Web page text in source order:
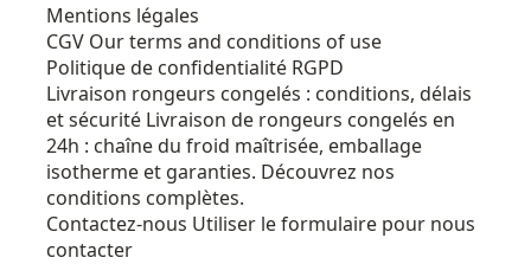
Mentions légales
CGV Our terms and conditions of use
Politique de confidentialité RGPD
Livraison rongeurs congelés : conditions, délais
et sécurité Livraison de rongeurs congelés en
24h : chaîne du froid maîtrisée, emballage
isotherme et garanties. Découvrez nos
conditions complètes.
Contactez-nous Utiliser le formulaire pour nous
contacter